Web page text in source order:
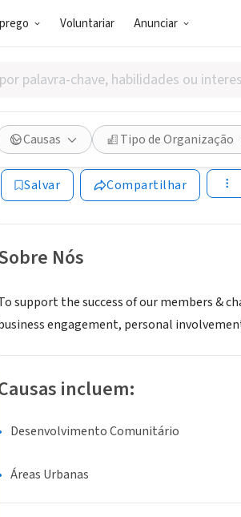
Voluntariar Anunciar
Causas Tipo de Organização
De Pere Area
De Pere, WI www.deperechamber.org
Salvar Compartilhar
Nós
support the success of our members &
engagement, personal
incluem:
Desenvolvimento Comunitário
Áreas Urbanas